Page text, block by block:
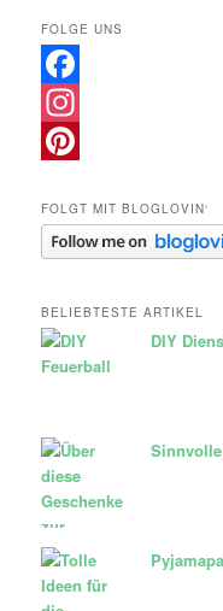
FOLGE UNS
Facebook
Instagram
FOLGT MIT BLOGLOVIN‘
BELIEBTESTE ARTIKEL
DIY